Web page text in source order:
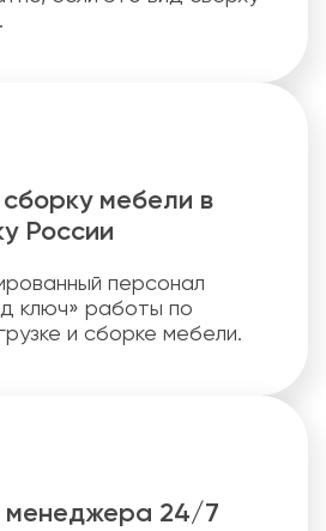
мебели в
России
персонал
ключ» работы по
и сборке мебели.
менеджера 24/7